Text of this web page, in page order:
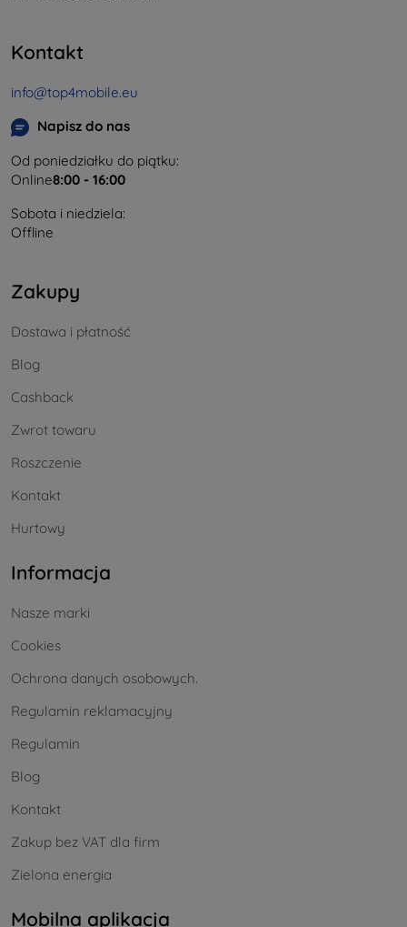
Kontakt
info@top4mobile.eu
Napisz do nas
Od poniedziałku do piątku:
Online8:00 - 16:00
Sobota i niedziela:
Offline
Zakupy
Dostawa i płatność
Blog
Cashback
Zwrot towaru
Roszczenie
Kontakt
Hurtowy
Informacja
Nasze marki
Cookies
Ochrona danych osobowych.
Regulamin reklamacyjny
Regulamin
Blog
Kontakt
Zakup bez VAT dla firm
Zielona energia
Mobilna aplikacja